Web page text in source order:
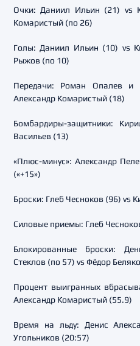
Очки: Даниил Ильин (21) vs
Комаристый (по 26)
Голы: Даниил Ильин (10) vs
Рыжов (по 10)
Передачи: Роман Опалев и
Александр Комаристый (18)
Бомбардиры-защитники:
Васильев (13)
«Плюс-минус»: Александр
(«+15»)
Броски: Глеб Чесноков (96) vs
Силовые приемы: Глеб
Блокированные броски:
Стеклов (по 57) vs Фёдор
Процент выигранных
Александр Комаристый (55.9)
Время на льду: Денис
Угольников (20:57)